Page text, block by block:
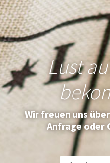
Lust
Wir freuen uns
Anfrage oder